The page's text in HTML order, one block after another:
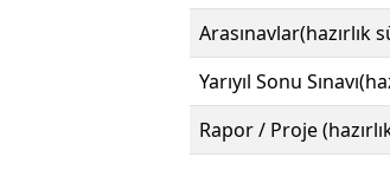
Arasınavlar(hazırlık
Yarıyıl Sonu
Rapor / Proje